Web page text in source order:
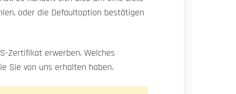
oder die Defaultoption bestätigen
Zertifikat erwerben. Welches
Sie von uns erhalten haben.